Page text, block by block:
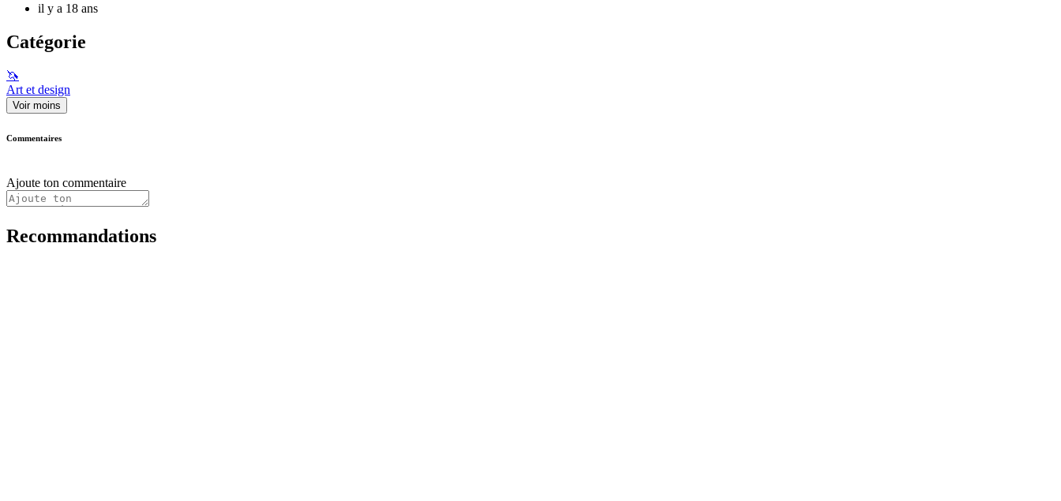
il y a 18 ans
Catégorie
🦄
Art et design
Voir moins
Commentaires
Ajoute ton commentaire
Recommandations